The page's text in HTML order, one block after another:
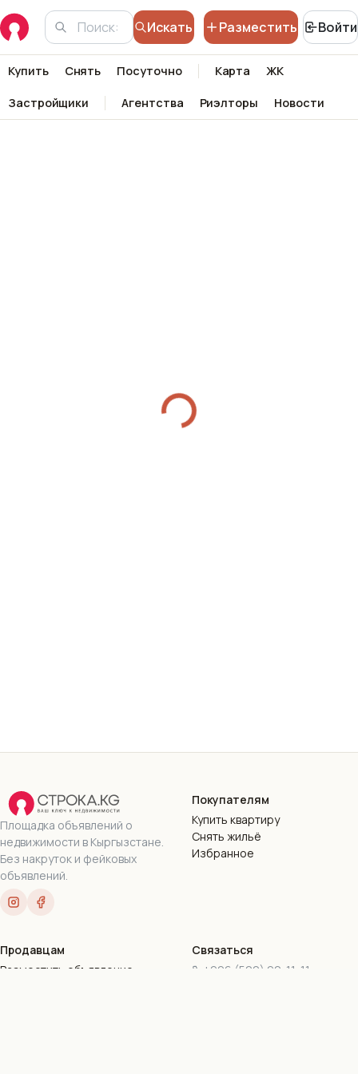
Искать Разместить Войти
Купить Снять Посуточно Карта ЖК
Застройщики Агентства Риэлторы Новости
Площадка объявлений о
недвижимости в Кыргызстане.
Без накруток и фейковых
объявлений.
Покупателям
Купить квартиру
Снять жильё
Избранное
Продавцам
Разместить объявление
Связаться
+996 (500) 90-11-11